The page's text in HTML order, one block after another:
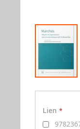
au
Lien